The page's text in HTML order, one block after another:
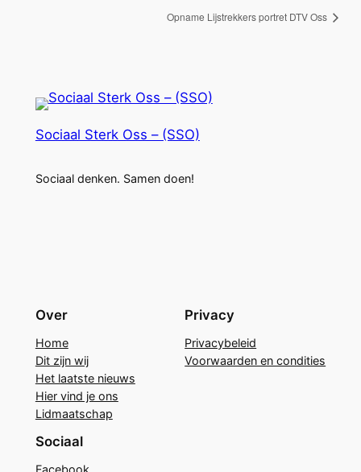
Opname Lijstrekkers portret DTV Oss
Sociaal Sterk Oss – (SSO)
Sociaal denken. Samen doen!
Over
Home
Dit zijn wij
Het laatste nieuws
Hier vind je ons
Lidmaatschap
Privacy
Privacybeleid
Voorwaarden en condities
Sociaal